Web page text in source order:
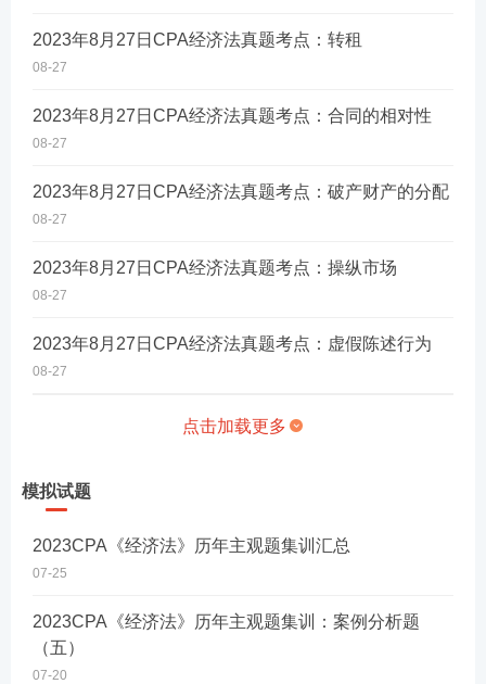
2023年8月27日CPA经济法真题考点：转租
08-27
2023年8月27日CPA经济法真题考点：合同的相对性
08-27
2023年8月27日CPA经济法真题考点：破产财产的分配
08-27
2023年8月27日CPA经济法真题考点：操纵市场
08-27
2023年8月27日CPA经济法真题考点：虚假陈述行为
08-27
点击加载更多
模拟试题
2023CPA《经济法》历年主观题集训汇总
07-25
2023CPA《经济法》历年主观题集训：案例分析题
（五）
07-20